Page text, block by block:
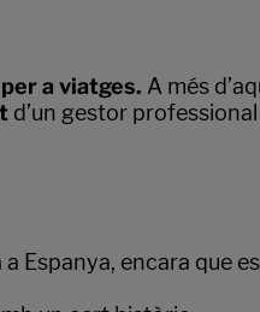
a viatges. A més
d’un gestor
Espanya, encara que